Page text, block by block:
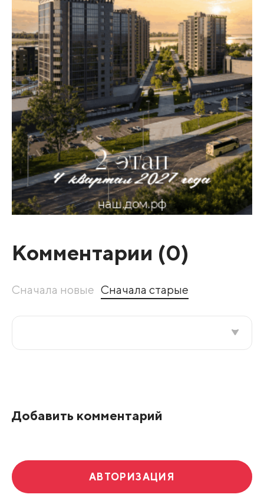
Комментарии (0)
Сначала новые Сначала старые
Добавить комментарий
АВТОРИЗАЦИЯ